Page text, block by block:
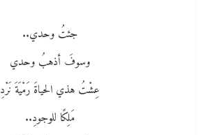
جئتُ وحدي..
وسوفَ أذهبُ وحدي
عِشْتُ هذي الحياةَ رَمْيَةَ نَرْدِ
مَلِكًا للوجودِ..